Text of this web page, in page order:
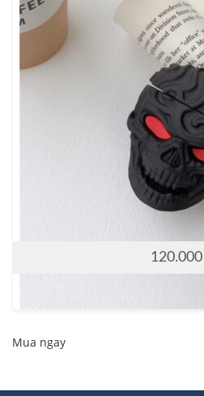
120.000
Mua ngay